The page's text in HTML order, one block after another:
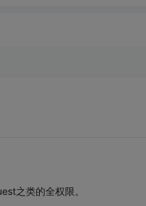
之类的全权限。